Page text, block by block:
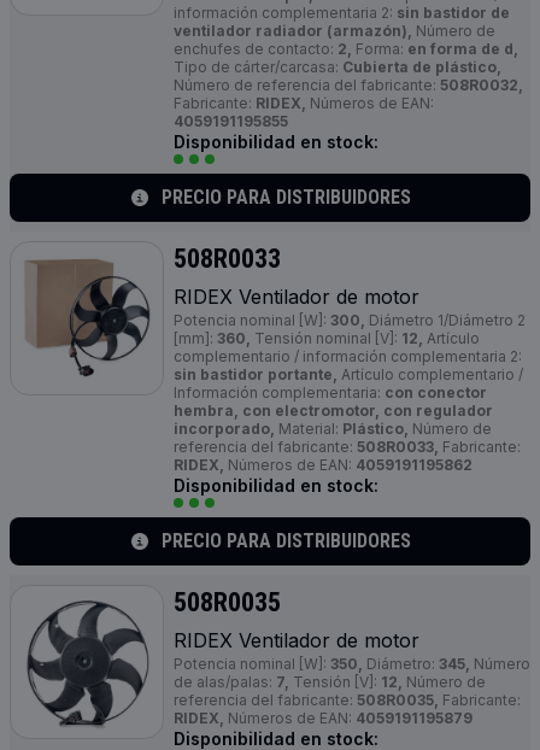
información complementaria 2: sin bastidor de
ventilador radiador (armazón), Número de
enchufes de contacto: 2, Forma: en forma de d,
Tipo de cárter/carcasa: Cubierta de plástico,
Número de referencia del fabricante: 508R0032,
Fabricante: RIDEX, Números de EAN:
4059191195855
Disponibilidad en stock:
PRECIO PARA DISTRIBUIDORES
508R0033
RIDEX Ventilador de motor
Potencia nominal [W]: 300, Diámetro 1/Diámetro 2
[mm]: 360, Tensión nominal [V]: 12, Artículo
complementario / información complementaria 2:
sin bastidor portante, Artículo complementario /
Información complementaria: con conector
hembra, con electromotor, con regulador
incorporado, Material: Plástico, Número de
referencia del fabricante: 508R0033, Fabricante:
RIDEX, Números de EAN: 4059191195862
Disponibilidad en stock:
PRECIO PARA DISTRIBUIDORES
508R0035
RIDEX Ventilador de motor
Potencia nominal [W]: 350, Diámetro: 345, Número
de alas/palas: 7, Tensión [V]: 12, Número de
referencia del fabricante: 508R0035, Fabricante:
RIDEX, Números de EAN: 4059191195879
Disponibilidad en stock: